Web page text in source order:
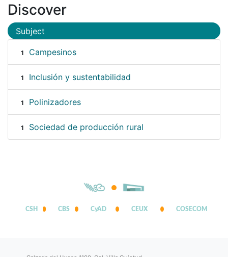
Discover
Subject
1 Campesinos
1 Inclusión y sustentabilidad
1 Polinizadores
1 Sociedad de producción rural
CSH CBS CyAD CEUX COSECOM